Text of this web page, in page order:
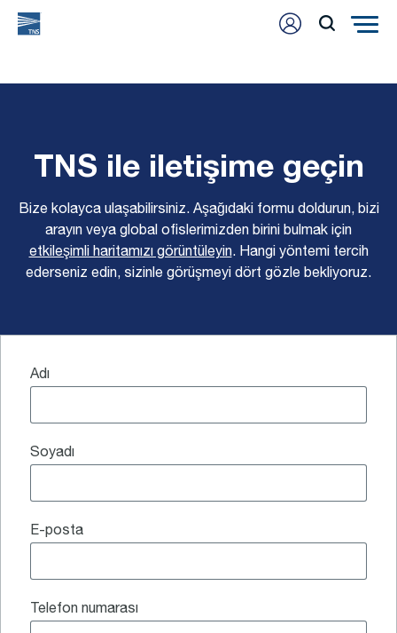
TNS ile iletişime geçin
Bize kolayca ulaşabilirsiniz. Aşağıdaki formu doldurun, bizi
arayın veya global ofislerimizden birini bulmak için
etkileşimli haritamızı görüntüleyin. Hangi yöntemi tercih
ederseniz edin, sizinle görüşmeyi dört gözle bekliyoruz.
Adı
Soyadı
E-posta
Telefon numarası